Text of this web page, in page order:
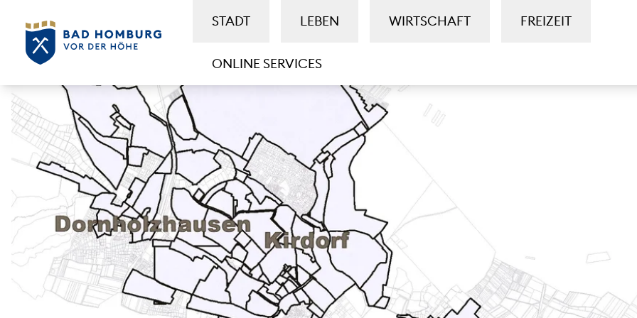
STADT LEBEN WIRTSCHAFT FREIZEIT
ONLINE SERVICES